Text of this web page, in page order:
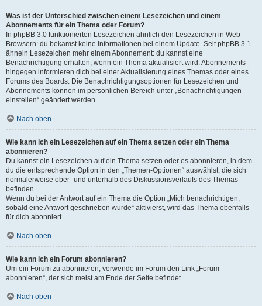
Was ist der Unterschied zwischen einem Lesezeichen und einem
Abonnements für ein Thema oder Forum?
In phpBB 3.0 funktionierten Lesezeichen ähnlich den Lesezeichen in Web-
Browsern: du bekamst keine Informationen bei einem Update. Seit phpBB 3.1
ähneln Lesezeichen mehr einem Abonnement: du kannst eine
Benachrichtigung erhalten, wenn ein Thema aktualisiert wird. Abonnements
hingegen informieren dich bei einer Aktualisierung eines Themas oder eines
Forums des Boards. Die Benachrichtigungsoptionen für Lesezeichen und
Abonnements können im persönlichen Bereich unter „Benachrichtigungen
einstellen“ geändert werden.
Nach oben
Wie kann ich ein Lesezeichen auf ein Thema setzen oder ein Thema
abonnieren?
Du kannst ein Lesezeichen auf ein Thema setzen oder es abonnieren, in dem
du die entsprechende Option in den „Themen-Optionen“ auswählst, die sich
normalerweise ober- und unterhalb des Diskussionsverlaufs des Themas
befinden.
Wenn du bei der Antwort auf ein Thema die Option „Mich benachrichtigen,
sobald eine Antwort geschrieben wurde“ aktivierst, wird das Thema ebenfalls
für dich abonniert.
Nach oben
Wie kann ich ein Forum abonnieren?
Um ein Forum zu abonnieren, verwende im Forum den Link „Forum
abonnieren“, der sich meist am Ende der Seite befindet.
Nach oben